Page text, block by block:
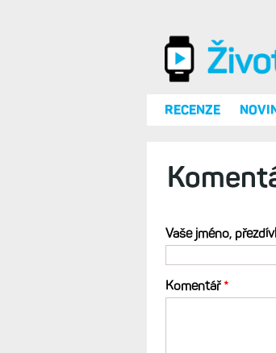
RECENZE
Vaše jméno,
Komentář*